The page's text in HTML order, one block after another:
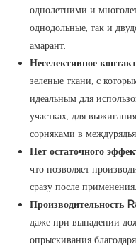
однолетними и
однодольные, так и
амарант.
Неселективное
зеленые ткани, с
идеальным для
участках, для
сорняками в
Нет остаточного
что позволяет
сразу после применения.
Производительность
даже при выпадении
опрыскивания